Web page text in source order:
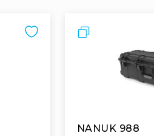
Порівняти
NANUK 988